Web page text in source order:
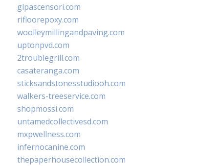
glpascensori.com
rifloorepoxy.com
woolleymillingandpaving.com
uptonpvd.com
2troublegrill.com
casateranga.com
sticksandstonesstudiooh.com
walkers-treeservice.com
shopmossi.com
untamedcollectivesd.com
mxpwellness.com
infernocanine.com
thepaperhousecollection.com